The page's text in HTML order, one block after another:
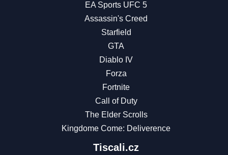
EA Sports UFC 5
Assassin's Creed
Starfield
GTA
Diablo IV
Forza
Fortnite
Call of Duty
The Elder Scrolls
Kingdome Come: Deliverence
Tiscali.cz